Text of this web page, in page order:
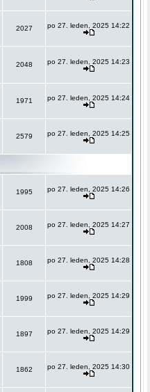
2027 po 27. leden, 2025 14:22
2048 po 27. leden, 2025 14:23
1971 po 27. leden, 2025 14:24
2579 po 27. leden, 2025 14:25
1995 po 27. leden, 2025 14:26
2008 po 27. leden, 2025 14:27
1808 po 27. leden, 2025 14:28
1999 po 27. leden, 2025 14:29
1897 po 27. leden, 2025 14:29
1862 po 27. leden, 2025 14:30